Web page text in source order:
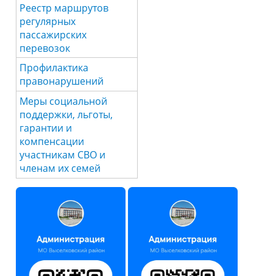
Реестр маршрутов
регулярных
пассажирских
перевозок
Профилактика
правонарушений
Меры социальной
поддержки, льготы,
гарантии и
компенсации
участникам СВО и
членам их семей